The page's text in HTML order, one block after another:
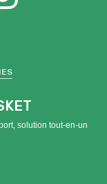
solution tout-en-un